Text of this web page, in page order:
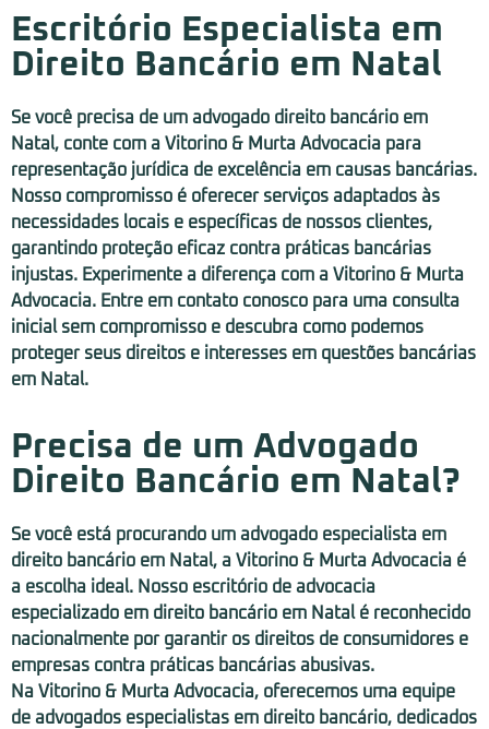
Escritório Especialista em
Direito Bancário em Natal
Se você precisa de um advogado direito bancário em
Natal, conte com a Vitorino & Murta Advocacia para
representação jurídica de excelência em causas bancárias.
Nosso compromisso é oferecer serviços adaptados às
necessidades locais e específicas de nossos clientes,
garantindo proteção eficaz contra práticas bancárias
injustas. Experimente a diferença com a Vitorino & Murta
Advocacia. Entre em contato conosco para uma consulta
inicial sem compromisso e descubra como podemos
proteger seus direitos e interesses em questões bancárias
em Natal.
Precisa de um Advogado
Direito Bancário em Natal?
Se você está procurando um advogado especialista em
direito bancário em Natal, a Vitorino & Murta Advocacia é
a escolha ideal. Nosso escritório de advocacia
especializado em direito bancário em Natal é reconhecido
nacionalmente por garantir os direitos de consumidores e
empresas contra práticas bancárias abusivas.
Na Vitorino & Murta Advocacia, oferecemos uma equipe
de advogados especialistas em direito bancário, dedicados